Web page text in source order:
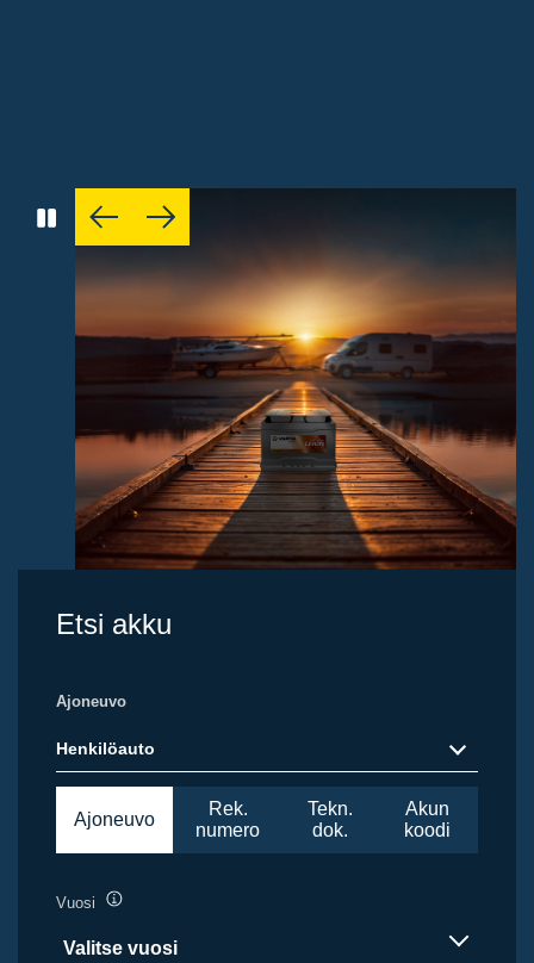
Etsi akku
Ajoneuvo
Henkilöauto
Ajoneuvo
Rek.
numero
Tekn.
dok.
Akun
koodi
Vuosi
Valitse vuosi